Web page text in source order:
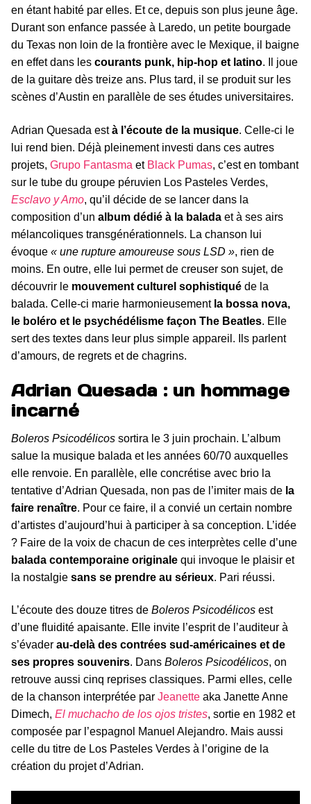
en étant habité par elles. Et ce, depuis son plus jeune âge.
Durant son enfance passée à Laredo, un petite bourgade
du Texas non loin de la frontière avec le Mexique, il baigne
en effet dans les courants punk, hip-hop et latino. Il joue
de la guitare dès treize ans. Plus tard, il se produit sur les
scènes d’Austin en parallèle de ses études universitaires.
Adrian Quesada està l’écoute de la musique. Celle-ci le
lui rend bien. Déjà pleinement investi dans ces autres
projets, Grupo Fantasma et Black Pumas, c’est en tombant
sur le tube du groupe péruvien Los Pasteles Verdes,
Esclavo y Amo, qu’il décide de se lancer dans la
composition d’un album dédié à la balada et à ses airs
mélancoliques transgénérationnels. La chanson lui
évoque « une rupture amoureuse sous LSD », rien de
moins. En outre, elle lui permet de creuser son sujet, de
découvrir le mouvement culturel sophistiqué de la
balada. Celle-ci marie harmonieusement la bossa nova,
le boléro et le psychédélisme façon The Beatles. Elle
sert des textes dans leur plus simple appareil. Ils parlent
d’amours, de regrets et de chagrins.
Adrian Quesada : un hommage
incarné
Boleros Psicodélicos sortira le 3 juin prochain. L’album
salue la musique balada et les années 60/70 auxquelles
elle renvoie. En parallèle, elle concrétise avec brio la
tentative d’Adrian Quesada, non pas de l’imiter mais de la
faire renaître. Pour ce faire, il a convié un certain nombre
d’artistes d’aujourd’hui à participer à sa conception. L’idée
? Faire de la voix de chacun de ces interprètes celle d’une
balada contemporaine originale qui invoque le plaisir et
la nostalgie sans se prendre au sérieux. Pari réussi.
L’écoute des douze titres de Boleros Psicodélicos est
d’une fluidité apaisante. Elle invite l’esprit de l’auditeur à
s’évader au-delà des contrées sud-américaines et de
ses propres souvenirs. Dans Boleros Psicodélicos, on
retrouve aussi cinq reprises classiques. Parmi elles, celle
de la chanson interprétée par Jeanette aka Janette Anne
Dimech, El muchacho de los ojos tristes, sortie en 1982 et
composée par l’espagnol Manuel Alejandro. Mais aussi
celle du titre de Los Pasteles Verdes à l’origine de la
création du projet d’Adrian.